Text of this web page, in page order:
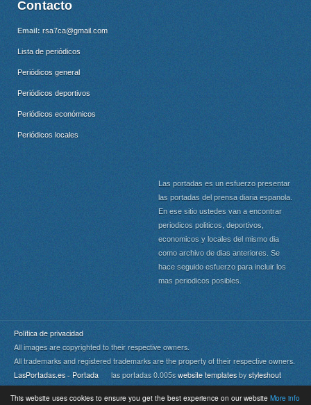
This website uses cookies to ensure you get the best experience on our website More info
Contacto
Email: rsa7ca@gmail.com
Lista de periódicos
Periódicos general
Periódicos deportivos
Periódicos económicos
Periódicos locales
Las portadas es un esfuerzo presentar
las portadas del prensa diaria espanola.
En ese sitio ustedes van a encontrar
periodicos politicos, deportivos,
economicos y locales del mismo dia
como archivo de dias anteriores. Se
hace seguido esfuerzo para incluir los
mas periodicos posibles.
Política de privacidad
All images are copyrighted to their respective owners.
All trademarks and registered trademarks are the property of their respective owners.
LasPortadas.es - Portada las portadas 0.005s website templates by styleshout